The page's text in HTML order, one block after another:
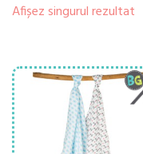
Afișez singurul rezultat